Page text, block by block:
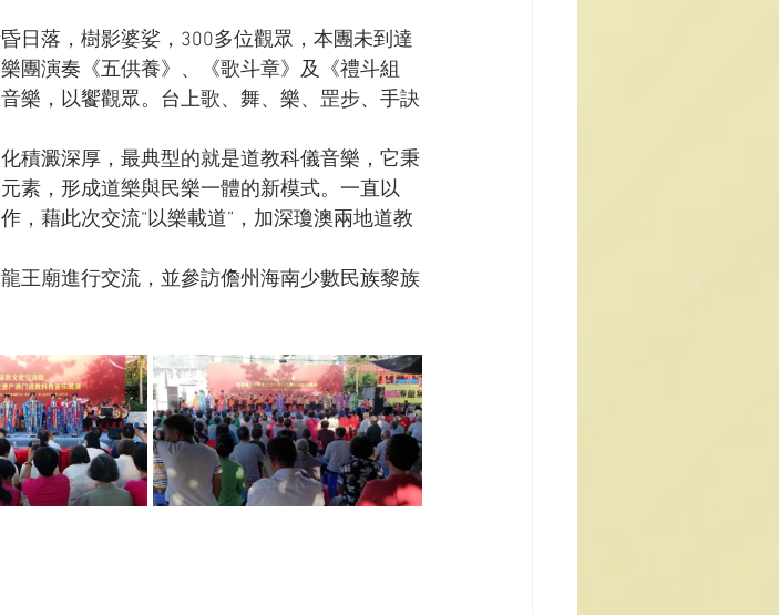
日落，樹影婆娑，300多位觀眾，本團未到達
團演奏《五供養》、《歌斗章》及《禮斗組
樂，以饗觀眾。台上歌、舞、樂、罡步、手訣
積澱深厚，最典型的就是道教科儀音樂，它秉
素，形成道樂與民樂一體的新模式。一直以
，藉此次交流“以樂載道”，加深瓊澳兩地道教
王廟進行交流，並參訪儋州海南少數民族黎族